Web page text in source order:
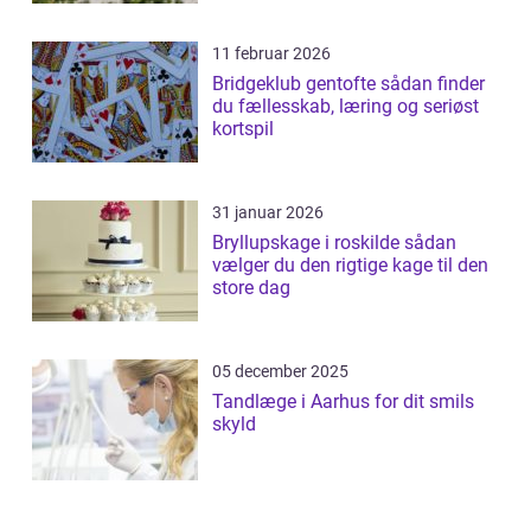
11 februar 2026
Bridgeklub gentofte sådan finder
du fællesskab, læring og seriøst
kortspil
31 januar 2026
Bryllupskage i roskilde sådan
vælger du den rigtige kage til den
store dag
05 december 2025
Tandlæge i Aarhus for dit smils
skyld